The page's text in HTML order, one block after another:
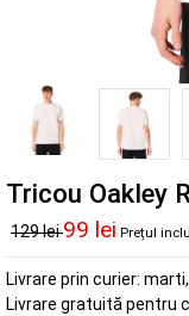
Tricou Oakley
129 lei99 lei Prețul
Livrare prin curier: marti,
Livrare gratuită pentru